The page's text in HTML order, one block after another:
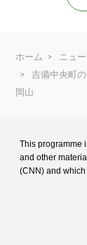
ホーム ニュ
吉備中央町
岡山
This programme
and other
(CNN) and which